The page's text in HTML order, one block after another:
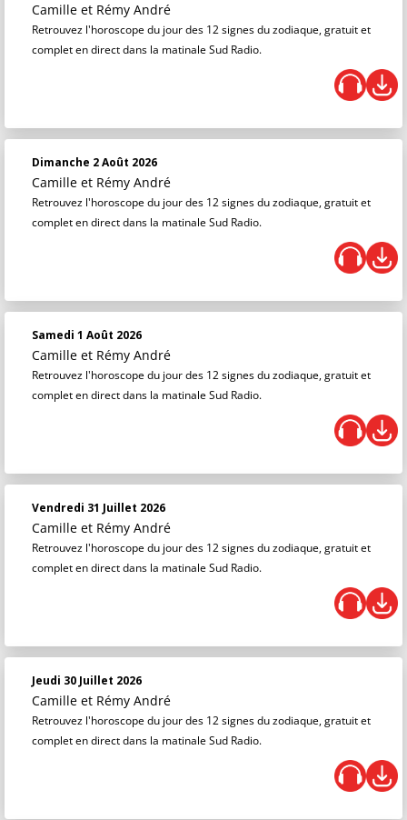
Camille et Rémy André
Retrouvez l'horoscope du jour des 12 signes du zodiaque, gratuit et
complet en direct dans la matinale Sud Radio.
Dimanche 2 Août 2026
Camille et Rémy André
Retrouvez l'horoscope du jour des 12 signes du zodiaque, gratuit et
complet en direct dans la matinale Sud Radio.
Samedi 1 Août 2026
Camille et Rémy André
Retrouvez l'horoscope du jour des 12 signes du zodiaque, gratuit et
complet en direct dans la matinale Sud Radio.
Vendredi 31 Juillet 2026
Camille et Rémy André
Retrouvez l'horoscope du jour des 12 signes du zodiaque, gratuit et
complet en direct dans la matinale Sud Radio.
Jeudi 30 Juillet 2026
Camille et Rémy André
Retrouvez l'horoscope du jour des 12 signes du zodiaque, gratuit et
complet en direct dans la matinale Sud Radio.